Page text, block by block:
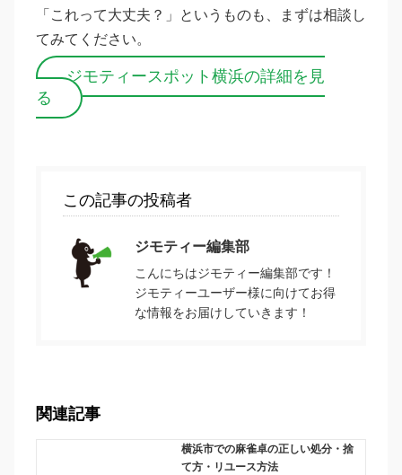
「これって大丈夫？」というものも、まずは相談し
てみてください。
ジモティースポット横浜の詳細を見
る
この記事の投稿者
ジモティー編集部
こんにちはジモティー編集部です！
ジモティーユーザー様に向けてお得
な情報をお届けしていきます！
関連記事
横浜市での麻雀卓の正しい処分・捨
て方・リユース方法